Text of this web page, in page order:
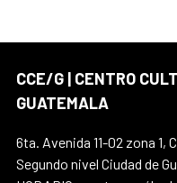
CCE/G | CENTRO
GUATEMALA
6ta. Avenida 11-02 zona
Segundo nivel Ciudad de